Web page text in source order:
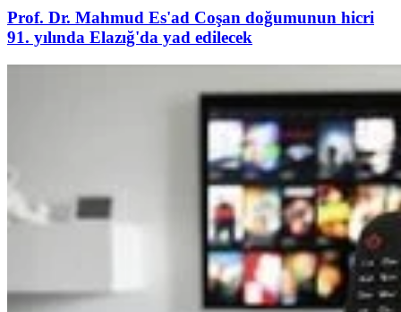
Prof. Dr. Mahmud Es'ad Coşan doğumunun hicri
91. yılında Elazığ'da yad edilecek